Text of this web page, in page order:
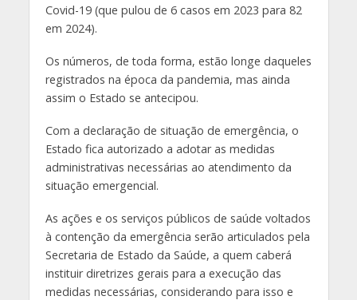
Covid-19 (que pulou de 6 casos em 2023 para 82
em 2024).
Os números, de toda forma, estão longe daqueles
registrados na época da pandemia, mas ainda
assim o Estado se antecipou.
Com a declaração de situação de emergência, o
Estado fica autorizado a adotar as medidas
administrativas necessárias ao atendimento da
situação emergencial.
As ações e os serviços públicos de saúde voltados
à contenção da emergência serão articulados pela
Secretaria de Estado da Saúde, a quem caberá
instituir diretrizes gerais para a execução das
medidas necessárias, considerando para isso e